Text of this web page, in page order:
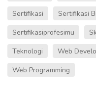
Sertifikasi
Sertifikasi
Sertifikasiprofesimu
Teknologi
Web
Web Programming